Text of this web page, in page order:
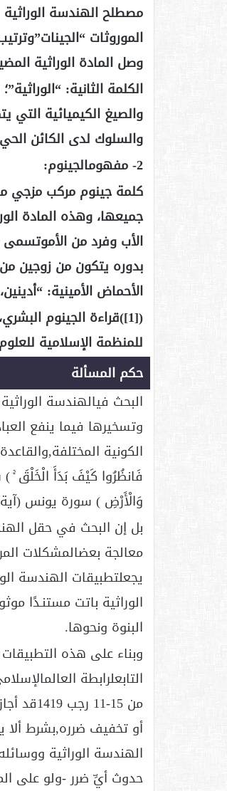
مصطلح الهندسة
الموروثات
وصل المادة الوراثية
الكلمة الثانية:
والصيغ الكيميائية التي
والسلوك لدى الكائن
2- مفهومالجينوم:
كلمة جينوم مركب مزجي
جميعها، وهذه المادة
الأب وفرد من
بدوره يتكون من زوجين
الأحماض الأمينية:
([1])قراءة الجينوم
للمنظمة الإسلامية
حكم المسألة
البحث فيالهندسة
وتسخيرها فيما ينفع
الكونية
وَالْأَرْضِ ) سورة يونس
بل إن البحث في حقل
معالجة بعضالمشكلات
يجعلتطبيقات الهندسة
الوراثية باتت مستنـدًا
البنوة ونحوها.
وبناء على هذه
التابعلرابطة
من 15-
أو تخفيف ضرره,بشرط ألا
الهندسة الوراثية
حدوث أيِّ ضرر -ولو على